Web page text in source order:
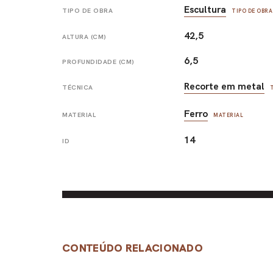
TIPO DE OBRA Escultura TIPO DE OBRA
ALTURA (CM) 42,5
PROFUNDIDADE (CM) 6,5
TÉCNICA Recorte em metal
MATERIAL Ferro MATERIAL
ID 14
CONTEÚDO RELACIONADO